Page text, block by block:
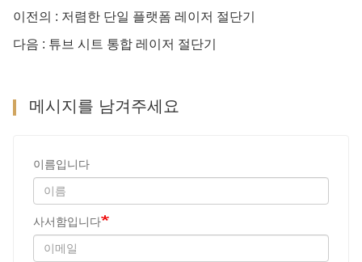
이전의 : 저렴한 단일 플랫폼 레이저 절단기
다음 : 튜브 시트 통합 레이저 절단기
메시지를 남겨주세요
이름입니다
사서함입니다